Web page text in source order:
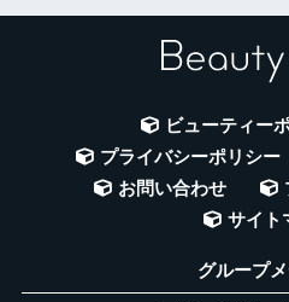
ビューティー
プライバシーポリシー
お問い合わせ
サイト
グループ